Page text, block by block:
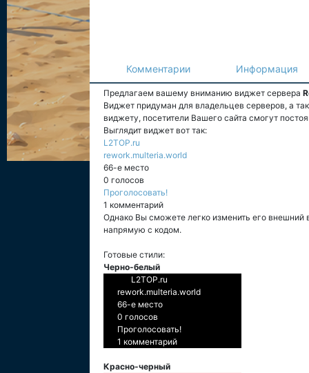
Комментарии Информация
Предлагаем вашему вниманию виджет сервера
Виджет придуман для владельцев серверов, а
виджету, посетители Вашего сайта смогут
Выглядит виджет вот так:
L2TOP.ru
rework.multeria.world
66-е место
0 голосов
Проголосовать!
1 комментарий
Однако Вы сможете легко изменить его
напрямую с кодом.
Готовые стили:
Черно-белый
L2TOP.ru
rework.multeria.world
66-е место
0 голосов
Проголосовать!
1 комментарий
Красно-черный